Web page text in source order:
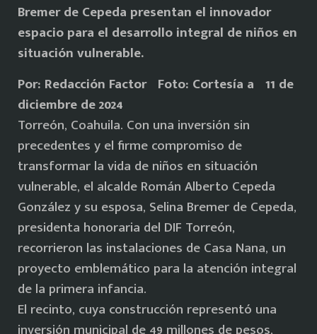
Bremer de Cepeda presentan el innovador
espacio para el desarrollo integral de niños en
situación vulnerable.
Por: Redacción Factor Foto: Cortesía a 11 de
diciembre de 2024
Torreón, Coahuila. Con una inversión sin
precedentes y el firme compromiso de
transformar la vida de niños en situación
vulnerable, el alcalde Román Alberto Cepeda
González y su esposa, Selina Bremer de Cepeda,
presidenta honoraria del DIF Torreón,
recorrieron las instalaciones de Casa Nana, un
proyecto emblemático para la atención integral
de la primera infancia.
El recinto, cuya construcción representó una